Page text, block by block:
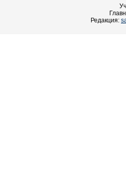
Редакция: